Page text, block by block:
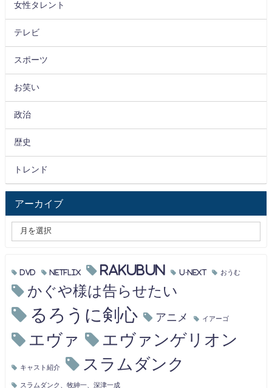
女性タレント
テレビ
スポーツ
お笑い
政治
歴史
トレンド
アーカイブ
DVD Netflix RAKUBUN U-NEXT おうむ
かぐや様は告らせたい
るろうに剣心 アニメ イアーゴ
エヴァ エヴァンゲリオン
キャスト紹介 スラムダンク
スラムダンク、牧紳一、深津一成